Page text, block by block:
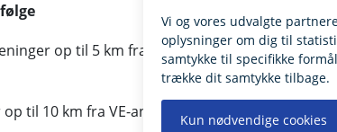
op til 5 km fra VE-anlægget i vores
til 10 km fra VE-anlægget i vores kommune